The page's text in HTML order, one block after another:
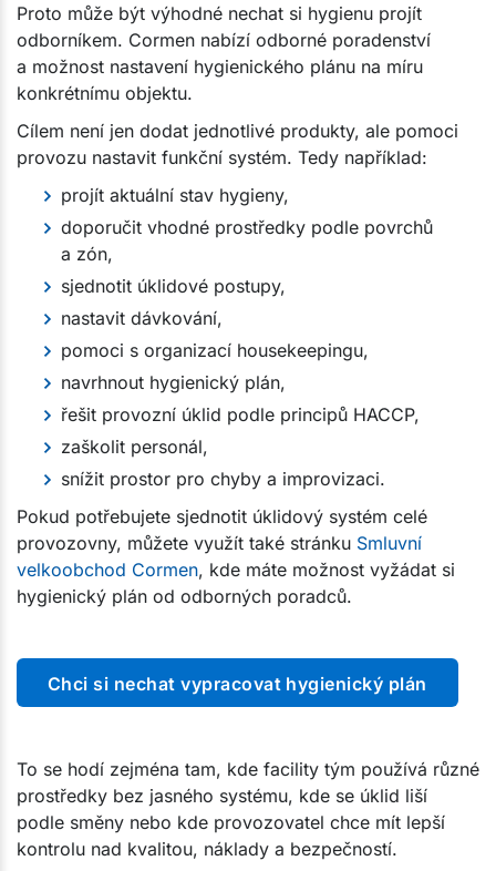
Proto může být výhodné nechat si hygienu projít
odborníkem. Cormen nabízí odborné poradenství
a možnost nastavení hygienického plánu na míru
konkrétnímu objektu.
Cílem není jen dodat jednotlivé produkty, ale pomoci
provozu nastavit funkční systém. Tedy například:
projít aktuální stav hygieny,
doporučit vhodné prostředky podle povrchů
a zón,
sjednotit úklidové postupy,
nastavit dávkování,
pomoci s organizací housekeepingu,
navrhnout hygienický plán,
řešit provozní úklid podle principů HACCP,
zaškolit personál,
snížit prostor pro chyby a improvizaci.
Pokud potřebujete sjednotit úklidový systém celé
provozovny, můžete využít také stránku Smluvní
velkoobchod Cormen, kde máte možnost vyžádat si
hygienický plán od odborných poradců.
Chci si nechat vypracovat hygienický plán
To se hodí zejména tam, kde facility tým používá různé
prostředky bez jasného systému, kde se úklid liší
podle směny nebo kde provozovatel chce mít lepší
kontrolu nad kvalitou, náklady a bezpečností.